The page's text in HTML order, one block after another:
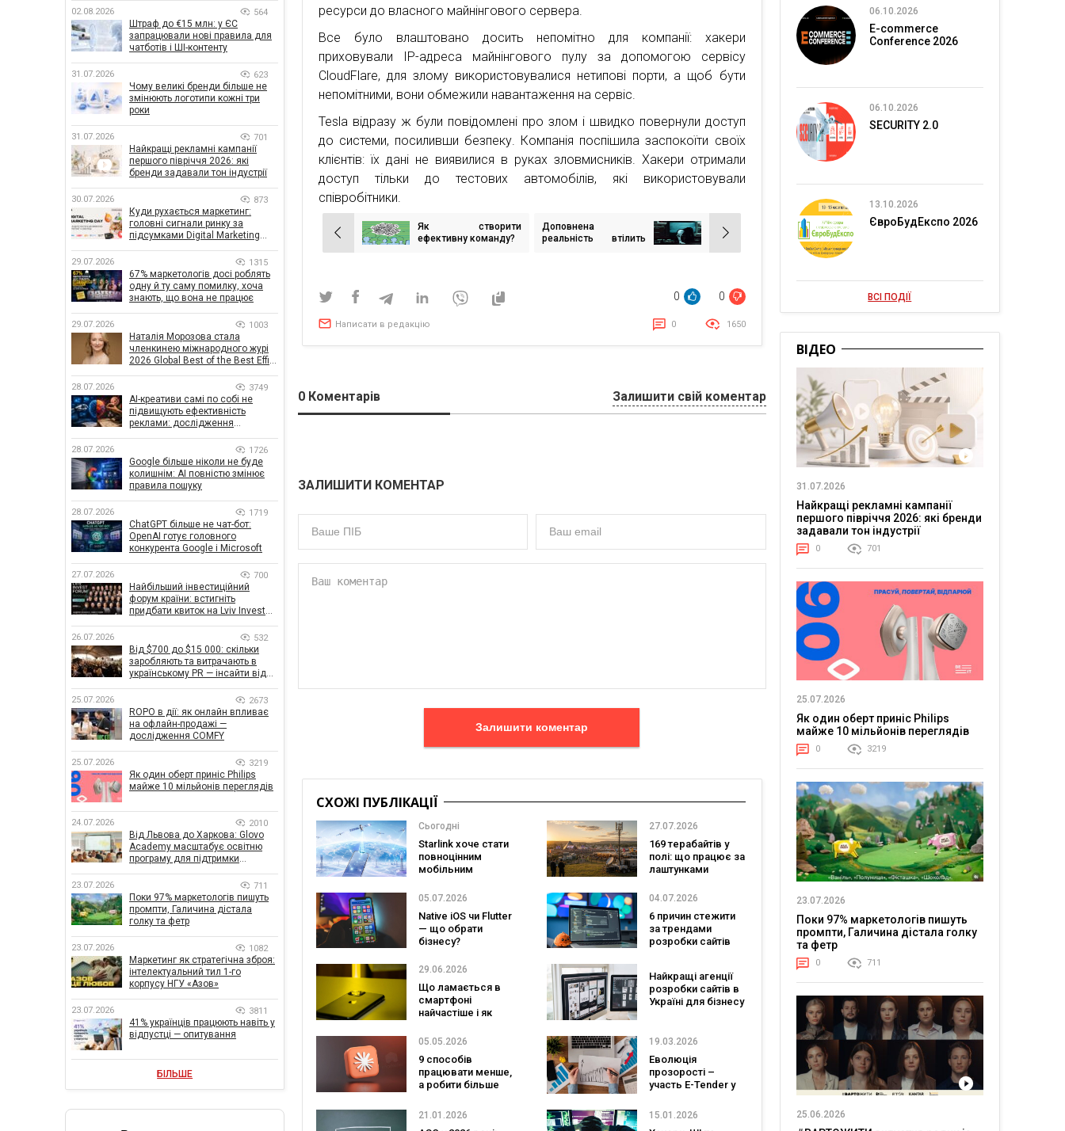
ресурси до власного майнінгового сервера.
Все було влаштовано досить непомітно для компанії: хакери
приховували IP-адреса майнінгового пулу за допомогою сервісу
CloudFlare, для злому використовувалися нетипові порти, а щоб бути
непомітними, вони обмежили навантаження на сервіс.
Tesla відразу ж були повідомлені про злом і швидко повернули доступ
до системи, посиливши безпеку. Компанія поспішила заспокоїти своїх
клієнтів: їх дані не виявилися в руках зловмисників. Хакери отримали
доступ тільки до тестових автомобілів, які використовували
співробітники.
Навігація
записів
Як створити
ефективну команду?
Доповнена
реальність втілить
0 0
Написати в редакцію 0 1650
0 Коментарів Залишити свій коментар
ЗАЛИШИТИ КОМЕНТАР
Залишити коментар
СХОЖІ ПУБЛІКАЦІЇ
Сьогодні
Starlink хоче стати
повноцінним
мобільним
SpaceX готує
Verizon, AT&T і T-
Mobile
27.07.2026
169 терабайтів у
полі: що працює за
лаштунками
фестивалю
05.07.2026
Native iOS чи Flutter
— що обрати
бізнесу?
04.07.2026
6 причин стежити
за трендами
розробки сайтів
29.06.2026
Що ламається в
смартфоні
найчастіше і як
життя?
Найкращі агенції
розробки сайтів в
Україні для бізнесу
05.05.2026
9 способів
працювати менше,
а робити більше
19.03.2026
Еволюція
прозорості –
участь E-Tender у
сучасного ринку
21.01.2026 15.01.2026
02.08.2026 564
Штраф до €15 млн: у ЄС
запрацювали нові правила для
чатботів і ШІ-контенту
31.07.2026 623
Чому великі бренди більше не
змінюють логотипи кожні три
роки
31.07.2026 701
Найкращі рекламні кампанії
першого півріччя 2026: які
бренди задавали тон індустрії
30.07.2026 873
Куди рухається маркетинг:
головні сигнали ринку за
підсумками Digital Marketing
29.07.2026 1315
67% маркетологів досі роблять
одну й ту саму помилку, хоча
знають, що вона не працює
29.07.2026 1003
Наталія Морозова стала
членкинею міжнародного журі
2026 Global Best of the Best Effie
28.07.2026 3749
AI-креативи самі по собі не
підвищують ефективність
реклами: дослідження
впливає на ефективність
кампаній
28.07.2026 1726
Google більше ніколи не буде
колишнім: AI повністю змінює
правила пошуку
28.07.2026 1719
ChatGPT більше не чат-бот:
OpenAI готує головного
конкурента Google і Microsoft
27.07.2026 700
Найбільший інвестиційний
форум країни: встигніть
придбати квиток на Lviv Invest
26.07.2026 532
Від $700 до $15 000: скільки
заробляють та витрачають в
українському PR — інсайти від
25.07.2026 2673
ROPO в дії: як онлайн впливає
на офлайн-продажі —
дослідження COMFY
25.07.2026 3219
Як один оберт приніс Philips
майже 10 мільйонів переглядів
24.07.2026 2010
Від Львова до Харкова: Glovo
Academy масштабує освітню
програму для підтримки
23.07.2026 711
Поки 97% маркетологів пишуть
промпти, Галичина дістала
голку та фетр
23.07.2026 1082
Маркетинг як стратегічна зброя:
інтелектуальний тил 1-го
корпусу НГУ «Азов»
23.07.2026 3811
41% українців працюють навіть у
відпустці — опитування
БІЛЬШЕ
06.10.2026
E-commerce
Conference 2026
06.10.2026
SECURITY 2.0
13.10.2026
ЄвроБудЕкспо 2026
ВСІ ПОДІЇ
ВІДЕО
31.07.2026
Найкращі рекламні кампанії
першого півріччя 2026: які бренди
задавали тон індустрії
0 701
25.07.2026
Як один оберт приніс Philips
майже 10 мільйонів переглядів
0 3219
23.07.2026
Поки 97% маркетологів пишуть
промпти, Галичина дістала голку
та фетр
0 711
25.06.2026